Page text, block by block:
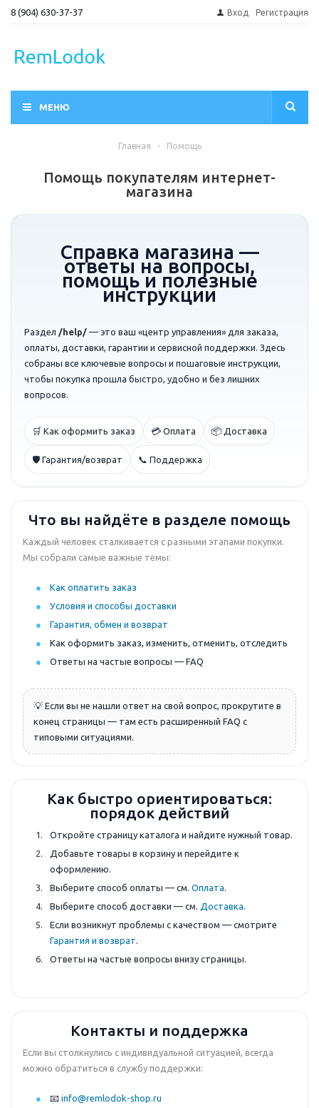
8 (904) 630-37-37 Вход Регистрация
МЕНЮ
Главная - Помощь
Помощь покупателям интернет-
магазина
Справка магазина —
ответы на вопросы,
помощь и полезные
инструкции
Раздел /help/ — это ваш «центр управления» для заказа,
оплаты, доставки, гарантии и сервисной поддержки. Здесь
собраны все ключевые вопросы и пошаговые инструкции,
чтобы покупка прошла быстро, удобно и без лишних
вопросов.
🛒 Как оформить заказ 💳 Оплата 📦 Доставка
🛡️ Гарантия/возврат 📞 Поддержка
Что вы найдёте в разделе помощь
Каждый человек сталкивается с разными этапами покупки.
Мы собрали самые важные темы:
Как оплатить заказ
Условия и способы доставки
Гарантия, обмен и возврат
Как оформить заказ, изменить, отменить, отследить
Ответы на частые вопросы — FAQ
💡 Если вы не нашли ответ на свой вопрос, прокрутите в
конец страницы — там есть расширенный FAQ с
типовыми ситуациями.
Как быстро ориентироваться:
порядок действий
Откройте страницу каталога и найдите нужный товар.
Добавьте товары в корзину и перейдите к
оформлению.
Выберите способ оплаты — см. Оплата.
Выберите способ доставки — см. Доставка.
Если возникнут проблемы с качеством — смотрите
Гарантия и возврат.
Ответы на частые вопросы внизу страницы.
Контакты и поддержка
Если вы столкнулись с индивидуальной ситуацией, всегда
можно обратиться в службу поддержки:
📧 info@remlodok-shop.ru